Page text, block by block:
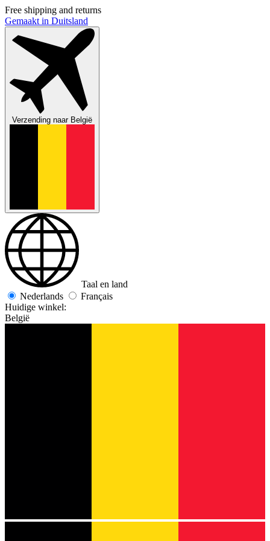
Free shipping and returns
Gemaakt in Duitsland
Verzending naarBelgië
Taal en land
Nederlands
Français
Huidige winkel:
België